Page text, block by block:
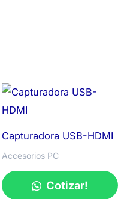
Capturadora USB-HDMI
Accesorios PC
Cotizar!